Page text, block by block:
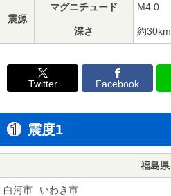
震源
マグニチュード M4.0
深さ 約30km
Twitter Facebook
震度1
福島県
白河市 いわき市